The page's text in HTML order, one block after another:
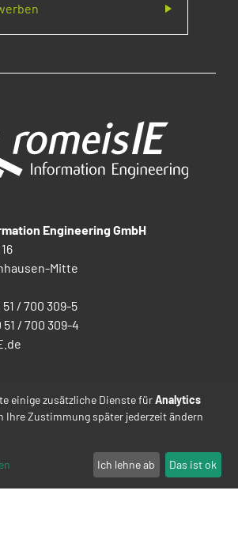
Engineering GmbH
Mitte
51 / 700 309-5
51 / 700 309-4
einige zusätzliche Dienste fürAnalytics
Ihre Zustimmung später jederzeit ändern
Ich lehne ab Das ist ok